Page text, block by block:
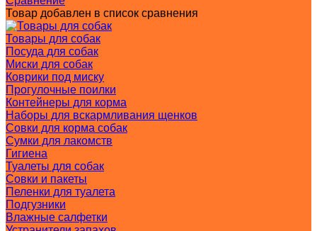
Товар добавлен в список сравнения
Товары для собак
Посуда для собак
Миски для собак
Коврики под миску
Прогулочные поилки
Контейнеры для корма
Наборы для вскармливания щенков
Совки для корма собак
Сумки для лакомств
Гигиена
Туалеты для собак
Совки и пакеты
Пеленки для туалета
Подгузники
Влажные салфетки